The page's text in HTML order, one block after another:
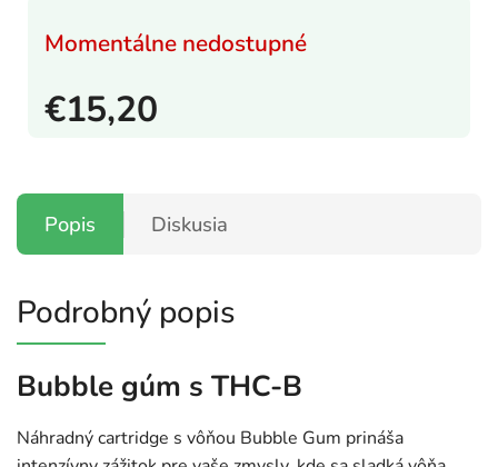
€15,20
Momentálne nedostupné
Popis Diskusia
Podrobný popis
Bubble gúm s THC-B
Náhradný cartridge s vôňou Bubble Gum prináša